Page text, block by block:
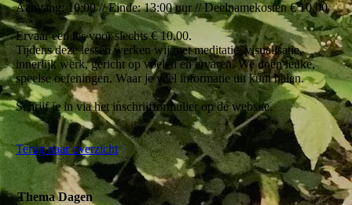
Aanvang: 10:00 // Einde: 13:00 uur // Deelnamekosten € 10,00
Ervaar een les voor slechts € 10,00.
Tijdens deze lessen werken wij met meditatie, visualisatie,
innerlijk werk, gericht op voelen en ervaren. We doen leuke,
speelse oefeningen. Waar je veel informatie uit kunt halen.
Schrijf je in via het inschrijfformulier op de website.
Terug naar overzicht
Thema Dagen